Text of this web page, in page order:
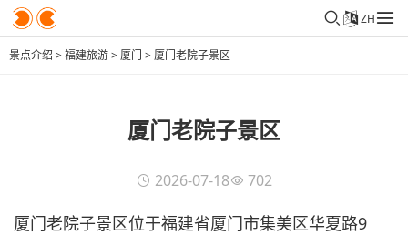
ZH
景点介绍 >福建旅游>厦门 >厦门老院子景区
厦门老院子景区
2026-07-18 702
厦门老院子景区位于福建省厦门市集美区华夏路9